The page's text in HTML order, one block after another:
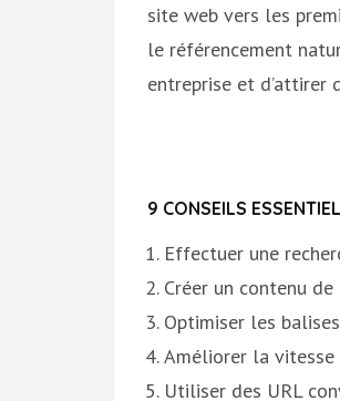
site web vers les
le référencement
entreprise et d’attirer
9 CONSEILS
Effectuer une
Créer un contenu
Optimiser les
Améliorer la
Utiliser des URL